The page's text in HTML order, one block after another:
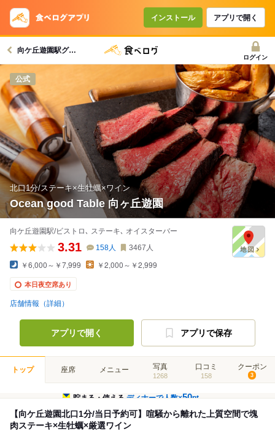
インストール アプリで開く
向ケ丘遊園駅グルメへ
ログイン
公式
北口1分/ステーキ×生牡蠣×ワイン
Ocean good Table 向ヶ丘遊園
向ケ丘遊園駅/ビストロ､ ステーキ､ オイスターバー
3.31 158人 3467 人
￥6,000～￥7,999 ￥2,000～￥2,999
本日夜空席あり
店舗情報（詳細）
アプリで開く アプリで保存
トップ 座席 メニュー 写真
1268
口コミ
158
クーポン
3
貯まる・使えるディナーで人数×50pt
【向ケ丘遊園北口1分/当日予約可】喧騒から離れた上質空間で塊
肉ステーキ×生牡蠣×厳選ワイン
コースで使えるクーポン
戻る
クーポンを利用せず予約する